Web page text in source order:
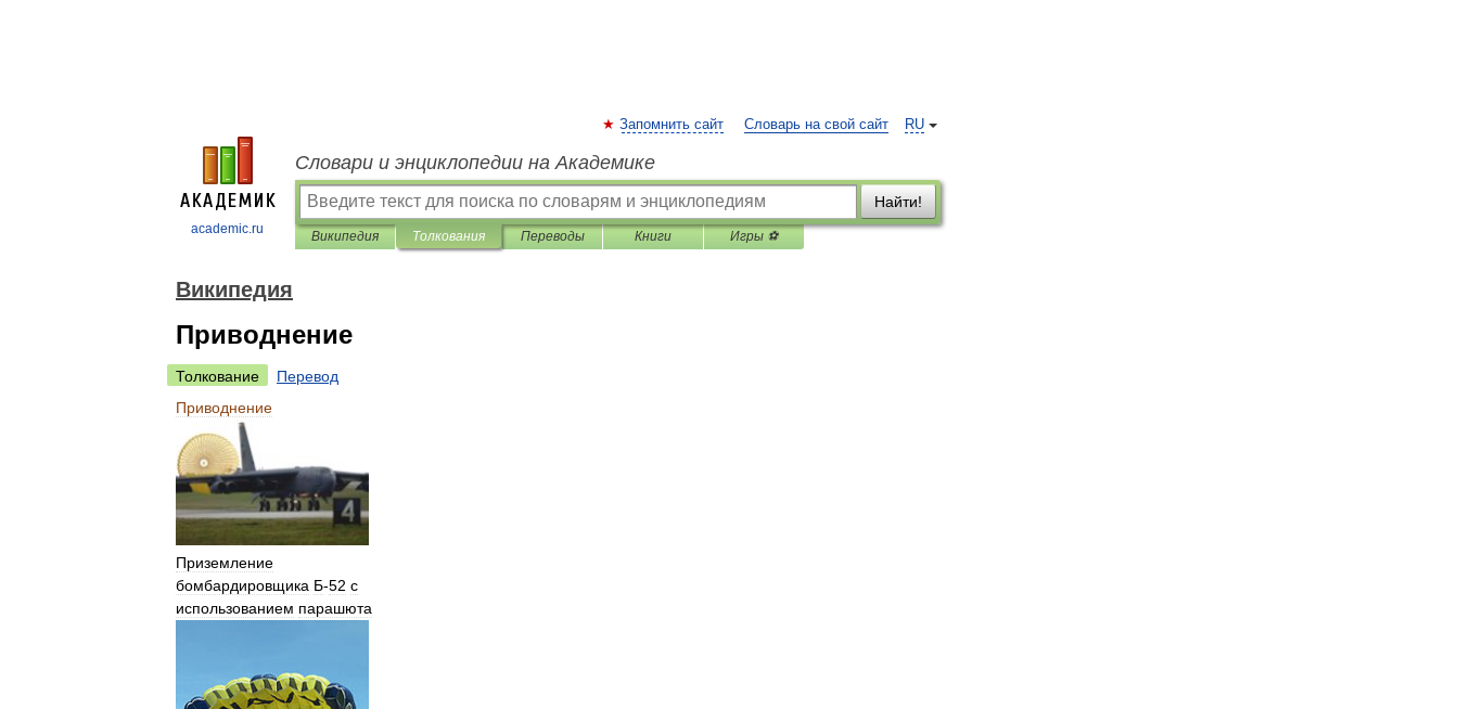
academic.ru
RU
Запомнить сайт Словарь на свой сайт
Словари и энциклопедии на Академике
Найти!
Википедия Толкования Переводы Книги Игры ⚽
Википедия
Приводнение
Толкование
Перевод
Приводнение
Приземление
бомбардировщика Б-52 с
использованием парашюта